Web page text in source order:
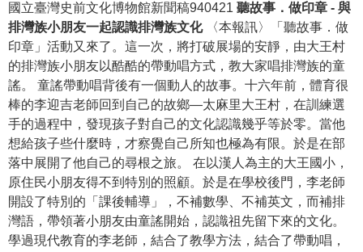
新
消
息
參
觀
展
覽
學
習
探
索
國立臺灣史前文化博物館新聞稿940421 聽故事．做印章 - 與
排灣族小朋友一起認識排灣族文化〈本報訊〉「聽故事．做
印章」活動又來了。這一次，將打破展場的安靜，由大王村
的排灣族小朋友以酷酷的帶動唱方式，教大家唱排灣族的童
謠。 童謠帶動唱背後有一個動人的故事。十六年前，體育很
棒的李迎吉老師回到自己的故鄉—太麻里大王村，在訓練選
手的過程中，發現孩子對自己的文化認識幾乎等於零。當他
想給孩子些什麼時，才察覺自己所知也極為有限。於是在部
落中展開了他自己的尋根之旅。 在以漢人為主的大王國小，
原住民小朋友得不到特別的照顧。於是在學校後門，李老師
開設了特別的「課後輔導」，不補數學、不補英文，而補排
灣語，帶領著小朋友由童謠開始，認識祖先留下來的文化。
學過現代教育的李老師，結合了教學方法，結合了帶動唱，